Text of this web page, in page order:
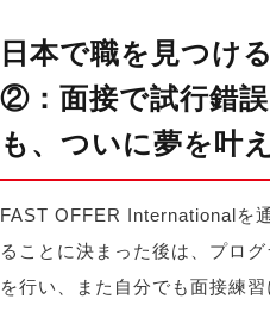
日本で職を見つけ
②：面接で試行錯
も、ついに夢を叶
FAST OFFER Internationalを
ることに決まった後は、プロ
を行い、また自分でも面接練